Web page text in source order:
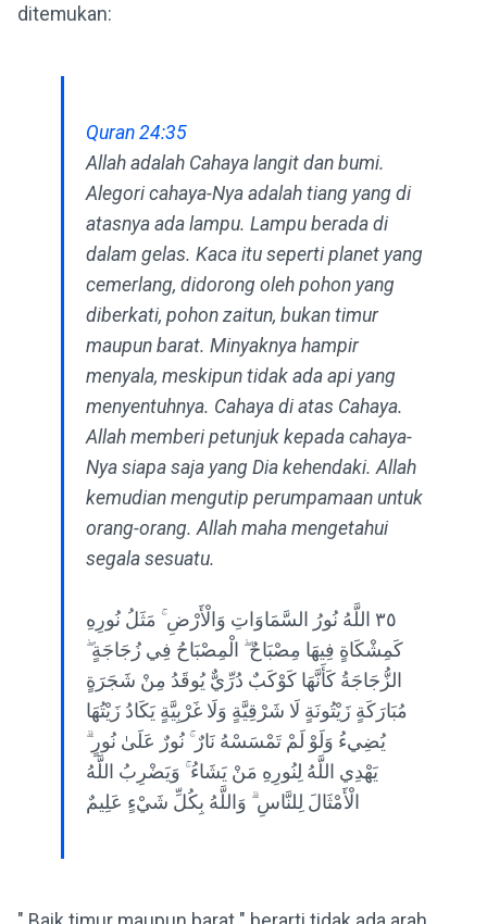
ditemukan:
Quran 24:35
Allah adalah Cahaya langit dan bumi.
Alegori cahaya-Nya adalah tiang yang di
atasnya ada lampu. Lampu berada di
dalam gelas. Kaca itu seperti planet yang
cemerlang, didorong oleh pohon yang
diberkati, pohon zaitun, bukan timur
maupun barat. Minyaknya hampir
menyala, meskipun tidak ada api yang
menyentuhnya. Cahaya di atas Cahaya.
Allah memberi petunjuk kepada cahaya-
Nya siapa saja yang Dia kehendaki. Allah
kemudian mengutip perumpamaan untuk
orang-orang. Allah maha mengetahui
segala sesuatu.
٣٥ اللَّهُ نُورُ السَّمَاوَاتِ وَالْأَرْضِ ۚ مَثَلُ نُورِهِ
كَمِشْكَاةٍ فِيهَا مِصْبَاحٌ ۖ الْمِصْبَاحُ فِي زُجَاجَةٍ ۖ
الزُّجَاجَةُ كَأَنَّهَا كَوْكَبٌ دُرِّيٌّ يُوقَدُ مِنْ شَجَرَةٍ
مُبَارَكَةٍ زَيْتُونَةٍ لَا شَرْقِيَّةٍ وَلَا غَرْبِيَّةٍ يَكَادُ زَيْتُهَا
يُضِيءُ وَلَوْ لَمْ تَمْسَسْهُ نَارٌ ۚ نُورٌ عَلَىٰ نُورٍ ۗ
يَهْدِي اللَّهُ لِنُورِهِ مَنْ يَشَاءُ ۚ وَيَضْرِبُ اللَّهُ
الْأَمْثَالَ لِلنَّاسِ ۗ وَاللَّهُ بِكُلِّ شَيْءٍ عَلِيمٌ